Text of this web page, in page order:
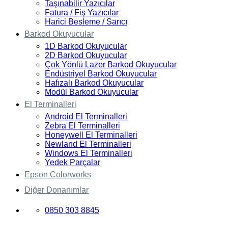
Taşınabilir Yazıcılar
Fatura / Fiş Yazıcılar
Harici Besleme / Sarıcı
Barkod Okuyucular
1D Barkod Okuyucular
2D Barkod Okuyucular
Çok Yönlü Lazer Barkod Okuyucular
Endüstriyel Barkod Okuyucular
Hafızalı Barkod Okuyucular
Modül Barkod Okuyucular
El Terminalleri
Android El Terminalleri
Zebra El Terminalleri
Honeywell El Terminalleri
Newland El Terminalleri
Windows El Terminalleri
Yedek Parçalar
Epson Colorworks
Diğer Donanımlar
0850 303 8845